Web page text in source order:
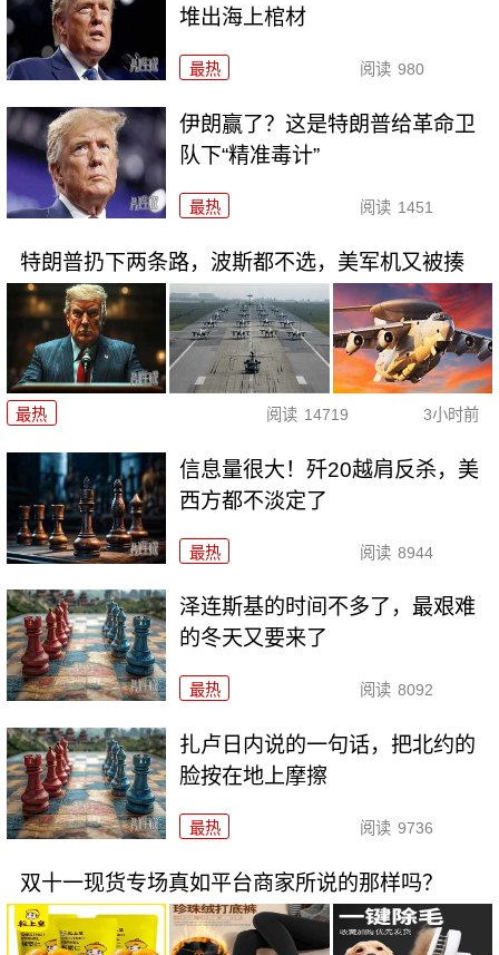
堆出海上棺材
最热 阅读 980
伊朗赢了？这是特朗普给革命卫
队下“精准毒计”
最热 阅读 1451
特朗普扔下两条路，波斯都不选，美军机又被揍
最热 阅读 14719 3小时前
信息量很大！歼20越肩反杀，美
西方都不淡定了
最热 阅读 8944
泽连斯基的时间不多了，最艰难
的冬天又要来了
最热 阅读 8092
扎卢日内说的一句话，把北约的
脸按在地上摩擦
最热 阅读 9736
双十一现货专场真如平台商家所说的那样吗？